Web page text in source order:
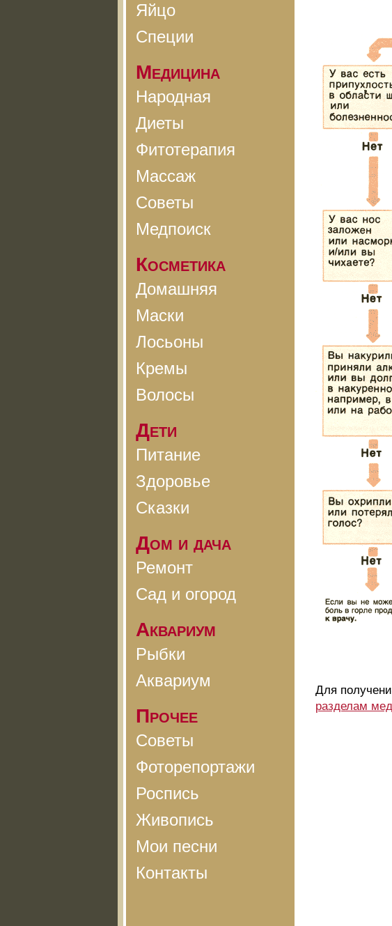
Яйцо
Специи
Медицина
Народная
Диеты
Фитотерапия
Массаж
Советы
Медпоиск
Косметика
Домашняя
Маски
Лосьоны
Кремы
Волосы
Дети
Питание
Здоровье
Сказки
Дом и дача
Ремонт
Сад и огород
Аквариум
Рыбки
Аквариум
Прочее
Советы
Фоторепортажи
Роспись
Живопись
Мои песни
Контакты
Для
разделам